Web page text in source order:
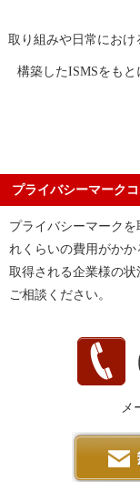
取り組みや日常におけ
構築したISMSをもと
プライバシーマーク
プライバシーマーク
れくらいの費用がかか
取得される企業様の
ご相談ください。
メ